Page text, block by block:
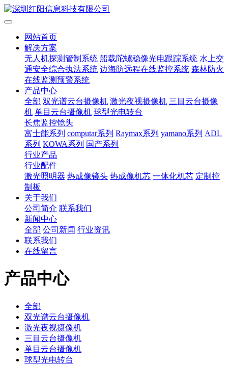
网站首页
解决方案
无人机探测管制系统 船载陀螺稳像光电跟踪系统 水上交
通安全综合执法系统 边海防远程在线监控系统 森林防火
在线监测预警系统
产品中心
全部 双光谱云台摄像机 激光夜视摄像机 三目云台摄像
机 单目云台摄像机 球型光电转台
长焦监控镜头
富士能系列 computar系列 Raymax系列 yamano系列 ADL
系列 KOWA系列 国产系列
行业产品
行业配件
激光照明器 热成像镜头 热成像机芯 一体化机芯 定制控
制板
关于我们
公司简介 联系我们
新闻中心
全部 公司新闻 行业资讯
联系我们
在线留言
产品中心
全部
双光谱云台摄像机
激光夜视摄像机
三目云台摄像机
单目云台摄像机
球型光电转台